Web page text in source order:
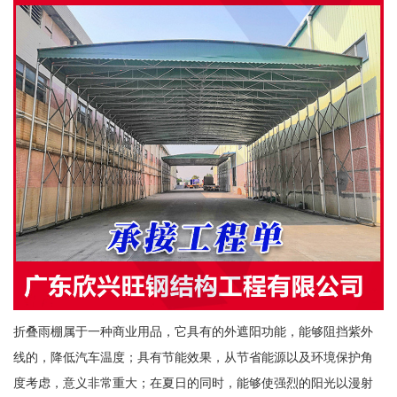
折叠雨棚属于一种商业用品，它具有的外遮阳功能，能够阻挡紫外
线的，降低汽车温度；具有节能效果，从节省能源以及环境保护角
度考虑，意义非常重大；在夏日的同时，能够使强烈的阳光以漫射